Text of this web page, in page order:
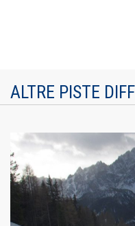
ALTRE PISTE